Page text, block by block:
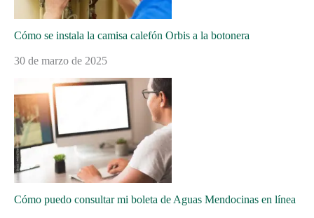
Cómo se instala la camisa calefón Orbis a la botonera
30 de marzo de 2025
Cómo puedo consultar mi boleta de Aguas Mendocinas en línea